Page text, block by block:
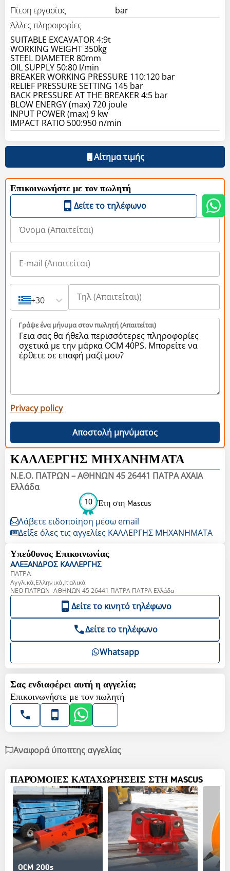
Πίεση εργασίας
bar
Άλλες πληροφορίες
SUITABLE EXCAVATOR 4:9t
WORKING WEIGHT 350kg
STEEL DIAMETER 80mm
OIL SUPPLY 50:80 l/min
BREAKER WORKING PRESSURE 110:120 bar
RELIEF PRESSURE SETTING 145 bar
BACK PRESSURE AT THE BREAKER 4:5 bar
BLOW ENERGY (max) 720 joule
INPUT POWER (max) 9 kw
IMPACT RATIO 500:950 n/min
Αίτημα τιμής
Επικοινωνήστε με τον πωλητή
Δείτε το τηλέφωνο
+30
Γράψε ένα μήνυμα στον πωλητή (Aπαιτείται)
Privacy policy
Αποστολή μηνύματος
ΚΑΛΛΕΡΓΗΣ ΜΗΧΑΝΗΜΑΤΑ
Ν.Ε.Ο. ΠΑΤΡΩΝ – ΑΘΗΝΩΝ 45 26441 ΠΑΤΡΑ ΑXAIA
Ελλάδα
10 Έτη στη Mascus
Λάβετε ειδοποίηση μέσω email
Δείξε όλες τις αγγελίες ΚΑΛΛΕΡΓΗΣ ΜΗΧΑΝΗΜΑΤΑ
Υπεύθυνος Επικοινωνίας
ΑΛΕΞΑΝΔΡΟΣ ΚΑΛΛΕΡΓΗΣ
ΠΑΤΡΑ
Αγγλικά,Ελληνικά,Ιταλικά
ΝΕΟ ΠΑΤΡΩΝ -ΑΘΗΝΩΝ 45 26441 ΠΑΤΡΑ ΠΑΤΡΑ Ελλάδα
Δείτε το κινητό τηλέφωνο
Δείτε το τηλέφωνο
Whatsapp
Σας ενδιαφέρει αυτή η αγγελία;
Επικοινωνήστε με τον πωλητή
Αναφορά ύποπτης αγγελίας
ΠΑΡΌΜΟΙΕΣ ΚΑΤΑΧΩΡΉΣΕΙΣ ΣΤΗ MASCUS
OCM 200s